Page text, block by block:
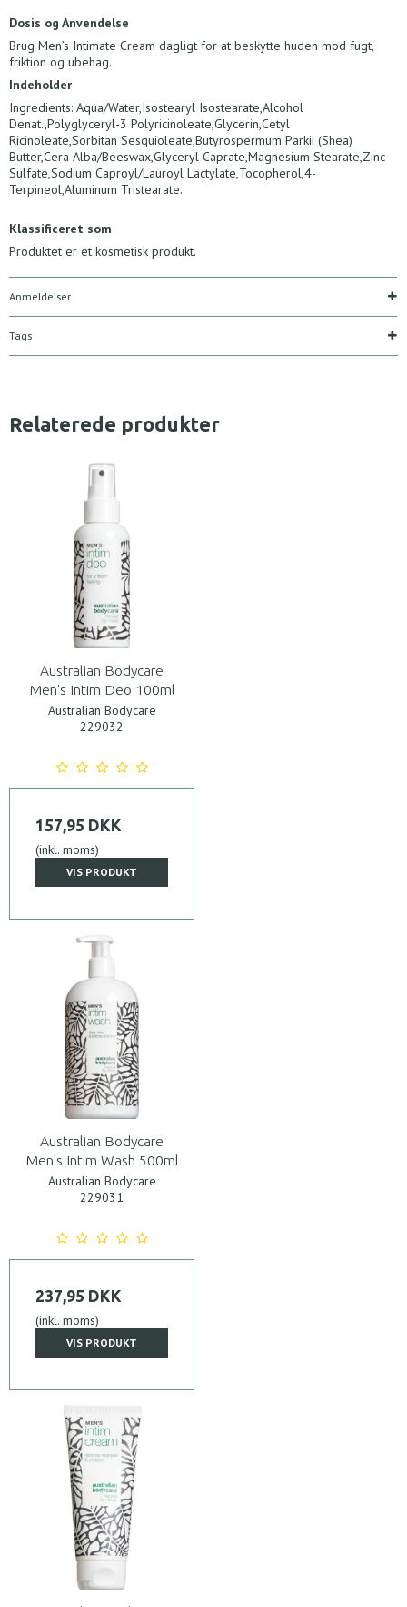
Dosis og Anvendelse
Brug Men’s Intimate Cream dagligt for at beskytte huden mod fugt,
friktion og ubehag.
Indeholder
Ingredients: Aqua/Water,Isostearyl Isostearate,Alcohol
Denat.,Polyglyceryl-3 Polyricinoleate,Glycerin,Cetyl
Ricinoleate,Sorbitan Sesquioleate,Butyrospermum Parkii (Shea)
Butter,Cera Alba/Beeswax,Glyceryl Caprate,Magnesium Stearate,Zinc
Sulfate,Sodium Caproyl/Lauroyl Lactylate,Tocopherol,4-
Terpineol,Aluminum Tristearate.
Klassificeret som
Produktet er et kosmetisk produkt.
Anmeldelser
Tags
Relaterede produkter
Australian Bodycare
Men's Intim Deo 100ml
Australian Bodycare
229032
157,95 DKK
(inkl. moms)
VIS PRODUKT
Australian Bodycare
Men's Intim Wash 500ml
Australian Bodycare
229031
237,95 DKK
(inkl. moms)
VIS PRODUKT